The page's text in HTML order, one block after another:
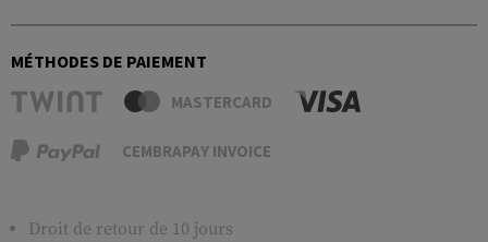
MÉTHODES DE PAIEMENT
MASTERCARD
CEMBRAPAY INVOICE
Droit de retour de 10 jours